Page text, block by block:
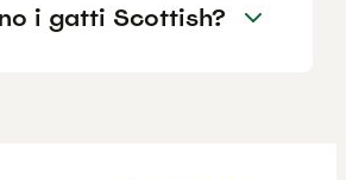
i gatti Scottish?